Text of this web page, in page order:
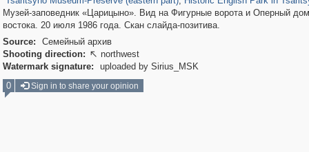
Музей-заповедник «Царицыно». Вид на Фигурные ворота и Оперный
востока. 20 июля 1986 года. Скан слайда-позитива.
Source:
Семейный архив
Shooting direction:  northwest
Watermark signature:
uploaded by Sirius_MSK
0
Sign in to share your opinion